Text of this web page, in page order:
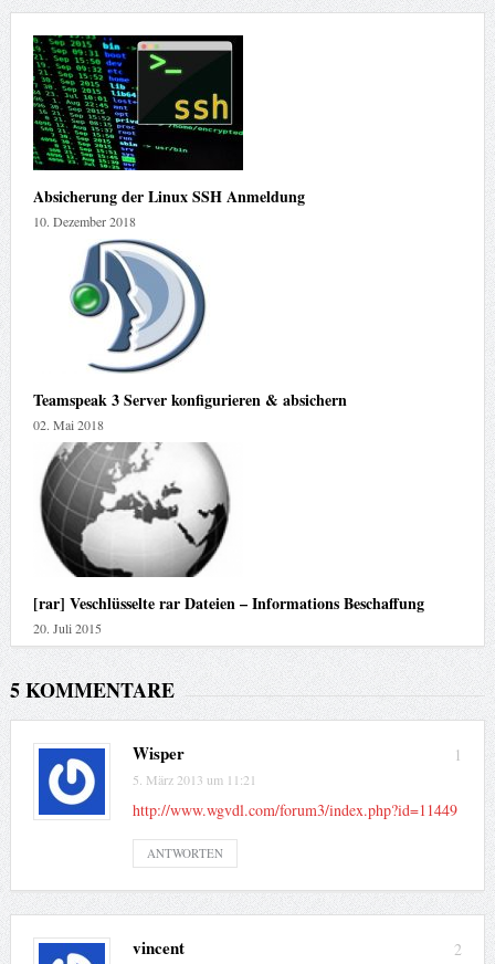
Absicherung der Linux SSH Anmeldung
10. Dezember 2018
Teamspeak 3 Server konfigurieren & absichern
02. Mai 2018
[rar] Veschlüsselte rar Dateien – Informations Beschaffung
20. Juli 2015
5 KOMMENTARE
1
Wisper
5. März 2013 um 11:21
http://www.wgvdl.com/forum3/index.php?id=11449
ANTWORTEN
2
vincent